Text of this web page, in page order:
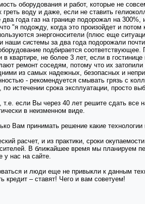
оборудования и работ, которые не
воду и даже, если не ставить
года газ на границе подорожал на
"я подожду, когда это произойдет и
энергоносители (плюс еще
наши системы за два года подорожали
подбирается
квартире, не более 3 лет, если в
ремонт соседям, потому что их затопили
из самых надежных, безопасных и
- рекомендуется смывать грязь с
истечении срока эксплуатации, просто
т.е. если Вы через 40 лет решите сдать
в неизменном виде.
Вам принимать решение какие
расчет, и из практики, сроки
В ближайшее время мы планируем
у нас на сайте.
и люди еще не привыкли к данным
кредит – ставят! Чего и вам советуем!